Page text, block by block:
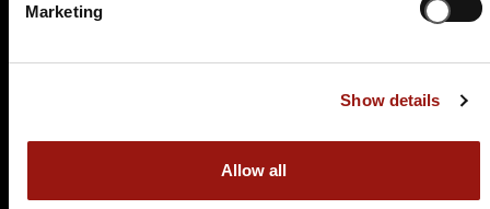
Marketing
Show details
Allow all
Ernst Leitz Hotel Wetzlar